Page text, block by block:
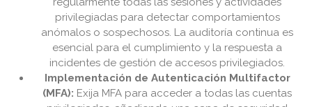
privilegiadas para detectar comportamientos
anómalos o sospechosos. La auditoría continua es
esencial para el cumplimiento y la respuesta a
incidentes de gestión de accesos privilegiados.
Implementación de Autenticación Multifactor
(MFA): Exija MFA para acceder a todas las cuentas